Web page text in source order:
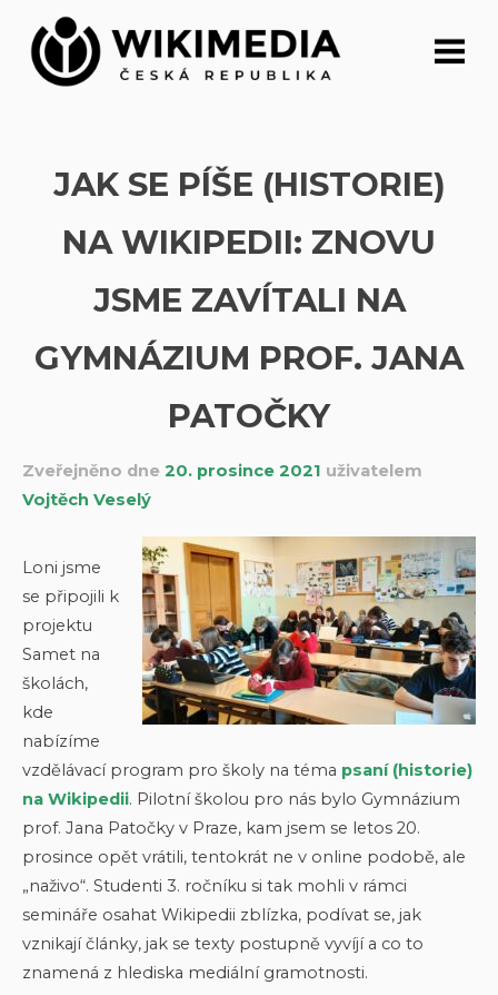
Přeskočit
obsah
JAK SE PÍŠE (HISTORIE)
NA WIKIPEDII: ZNOVU
JSME ZAVÍTALI NA
GYMNÁZIUM PROF. JANA
PATOČKY
Zveřejněno dne 20. prosince 2021 uživatelem
Vojtěch Veselý
Loni jsme
se připojili k
projektu
Samet na
školách,
kde
nabízíme
vzdělávací program pro školy na téma psaní (historie)
na Wikipedii. Pilotní školou pro nás bylo Gymnázium
prof. Jana Patočky v Praze, kam jsem se letos 20.
prosince opět vrátili, tentokrát ne v online podobě, ale
„naživo“. Studenti 3. ročníku si tak mohli v rámci
semináře osahat Wikipedii zblízka, podívat se, jak
vznikají články, jak se texty postupně vyvíjí a co to
znamená z hlediska mediální gramotnosti.